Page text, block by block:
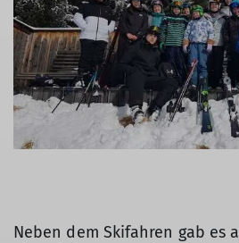
Neben dem Skifahren gab es